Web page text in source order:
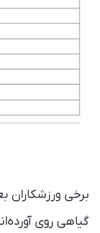
برخی
گیاهی روی